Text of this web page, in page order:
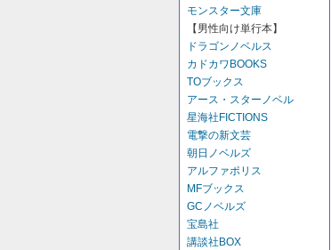
モンスター文庫
【男性向け単行本】
ドラゴンノベルス
カドカワBOOKS
TOブックス
アース・スターノベル
星海社FICTIONS
電撃の新文芸
朝日ノベルズ
アルファポリス
MFブックス
GCノベルズ
宝島社
講談社BOX